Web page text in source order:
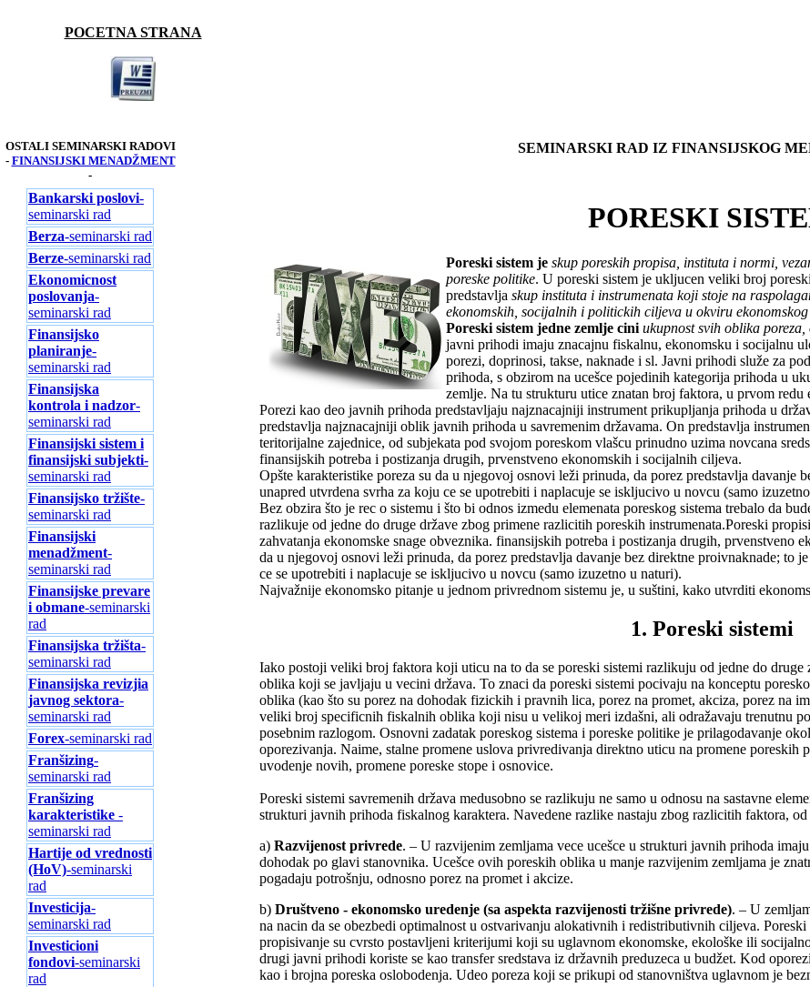
OSTALI SEMINARSKI RADOVI
- FINANSIJSKI MENADŽMENT
-
Bankarski poslovi-
seminarski rad
Berza-seminarski rad
Berze-seminarski rad
Ekonomicnost
poslovanja-
seminarski rad
Finansijsko
planiranje-
seminarski rad
Finansijska
kontrola i nadzor-
seminarski rad
Finansijski sistem i
finansijski subjekti-
seminarski rad
Finansijsko tržište-
seminarski rad
Finansijski
menadžment-
seminarski rad
Finansijske prevare
i obmane-seminarski
rad
Finansijska tržišta-
seminarski rad
Finansijska revizjia
javnog sektora-
seminarski rad
Forex-seminarski rad
Franšizing-
seminarski rad
Franšizing
karakteristike -
seminarski rad
Hartije od vrednosti
(HoV)-seminarski
rad
Investicija-
seminarski rad
Investicioni
fondovi-seminarski
rad
POCETNA STRANA
SEMINARSKI RAD IZ FINANSIJSKOG
PORESKI
Poreski sistem je skup poreskih propisa, instituta i normi,
poreske politike. U poreski sistem je ukljucen veliki broj
predstavlja skup instituta i instrumenata koji stoje na
ekonomskih, socijalnih i politickih ciljeva u okviru ekonomskog
Poreski sistem jedne zemlje cini ukupnost svih oblika
javni prihodi imaju znacajnu fiskalnu, ekonomsku i socijalnu
porezi, doprinosi, takse, naknade i sl. Javni prihodi služe za
prihoda, s obzirom na ucešce pojedinih kategorija prihoda u
zemlje. Na tu strukturu utice znatan broj faktora, u prvom redu
Porezi kao deo javnih prihoda predstavljaju najznacajniji instrument prikupljanja prihoda u
predstavlja najznacajniji oblik javnih prihoda u savremenim državama. On predstavlja
teritorijalne zajednice, od subjekata pod svojom poreskom vlašcu prinudno uzima novcana
finansijskih potreba i postizanja drugih, prvenstveno ekonomskih i socijalnih ciljeva.
Opšte karakteristike poreza su da u njegovoj osnovi leži prinuda, da porez predstavlja
unapred utvrdena svrha za koju ce se upotrebiti i naplacuje se iskljucivo u novcu (samo
Bez obzira što je rec o sistemu i što bi odnos izmedu elemenata poreskog sistema trebalo da
razlikuje od jedne do druge države zbog primene razlicitih poreskih instrumenata.Poreski
zahvatanja ekonomske snage obveznika. finansijskih potreba i postizanja drugih, prvenstveno
da u njegovoj osnovi leži prinuda, da porez predstavlja davanje bez direktne proivnaknade; to
ce se upotrebiti i naplacuje se iskljucivo u novcu (samo izuzetno u naturi).
Najvažnije ekonomsko pitanje u jednom privrednom sistemu je, u suštini, kako utvrditi
1. Poreski sistemi
Iako postoji veliki broj faktora koji uticu na to da se poreski sistemi razlikuju od jedne do
oblika koji se javljaju u vecini država. To znaci da poreski sistemi pocivaju na konceptu
oblika (kao što su porez na dohodak fizickih i pravnih lica, porez na promet, akciza, porez na
veliki broj specificnih fiskalnih oblika koji nisu u velikoj meri izdašni, ali odražavaju trenutnu
posebnim razlogom. Osnovni zadatak poreskog sistema i poreske politike je prilagodavanje
oporezivanja. Naime, stalne promene uslova privredivanja direktno uticu na promene
uvodenje novih, promene poreske stope i osnovice.
Poreski sistemi savremenih država medusobno se razlikuju ne samo u odnosu na sastavne
strukturi javnih prihoda fiskalnog karaktera. Navedene razlike nastaju zbog razlicitih faktora,
a) Razvijenost privrede. – U razvijenim zemljama vece ucešce u strukturi javnih prihoda
dohodak po glavi stanovnika. Ucešce ovih poreskih oblika u manje razvijenim zemljama je
pogadaju potrošnju, odnosno porez na promet i akcize.
b) Društveno - ekonomsko uredenje (sa aspekta razvijenosti tržišne privrede). – U
na nacin da se obezbedi optimalnost u ostvarivanju alokativnih i redistributivnih ciljeva.
propisivanje su cvrsto postavljeni kriterijumi koji su uglavnom ekonomske, ekološke ili
drugi javni prihodi koriste se kao transfer sredstava iz državnih preduzeca u budžet. Kod
kao i brojna poreska oslobodenja. Udeo poreza koji se prikupi od stanovništva uglavnom je